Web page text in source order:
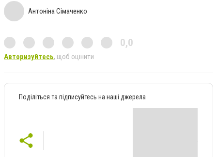
Антоніна Сімаченко
0,0
Авторизуйтесь, щоб оцінити
Поділіться та підписуйтесь на наші джерела